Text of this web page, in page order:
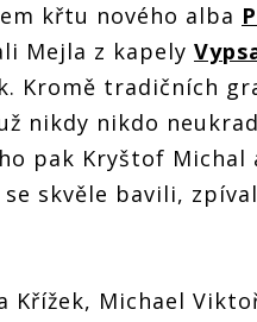
křtu nového alba
Mejla z kapely
Kromě tradičních
nikdy nikdo
pak Kryštof Michal
skvěle bavili,
Křížek, Michael